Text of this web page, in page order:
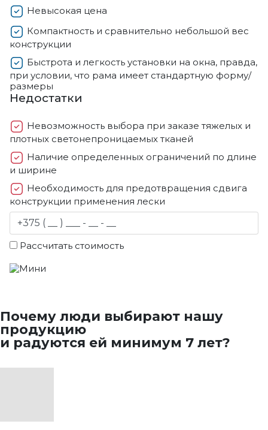
Невысокая цена
Компактность и сравнительно небольшой вес
конструкции
Быстрота и легкость установки на окна, правда,
при условии, что рама имеет стандартную форму/
размеры
Недостатки
Невозможность выбора при заказе тяжелых и
плотных светонепроницаемых тканей
Наличие определенных ограничений по длине
и ширине
Необходимость для предотвращения сдвига
конструкции применения лески
Рассчитать стоимость
Почему люди выбирают нашу
продукцию
и радуются ей минимум 7 лет?